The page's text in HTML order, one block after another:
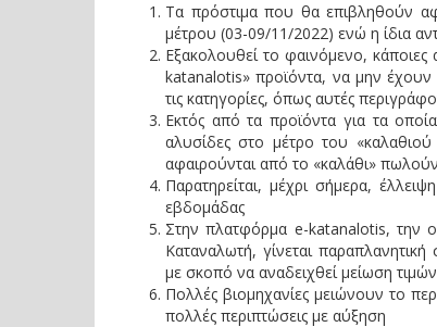
Τα πρόστιμα που θα επιβληθούν
μέτρου (03-09/11/2022) ενώ η ίδια
Εξακολουθεί το φαινόμενο,
katanalotis» προϊόντα, να μην
τις κατηγορίες, όπως αυτές
Εκτός από τα προϊόντα για τα
αλυσίδες στο μέτρο του
αφαιρούνται από το «καλάθι»
Παρατηρείται, μέχρι σήμερα,
εβδομάδας
Στην πλατφόρμα e-katanalotis, την
Καταναλωτή, γίνεται
με σκοπό να αναδειχθεί μείωση
Πολλές βιομηχανίες μειώνουν το
πολλές περιπτώσεις με αύξηση